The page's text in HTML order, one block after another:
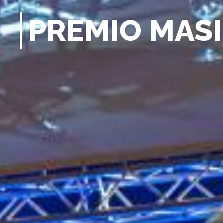
PREMIO MASI